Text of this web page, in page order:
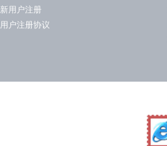
新用户注册
用户注册协议